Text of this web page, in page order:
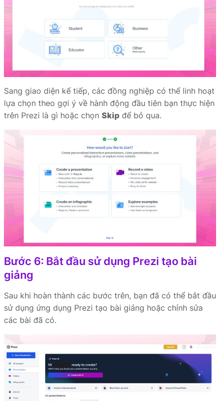
Sang giao diện kế tiếp, các đồng nghiệp có thể linh hoạt
lựa chọn theo gợi ý về hành động đầu tiên bạn thực hiện
trên Prezi là gì hoặc chọn Skip để bỏ qua.
Bước 6: Bắt đầu sử dụng Prezi tạo bài
giảng
Sau khi hoàn thành các bước trên, bạn đã có thể bắt đầu
sử dụng ứng dụng Prezi tạo bài giảng hoặc chỉnh sửa
các bài đã có.